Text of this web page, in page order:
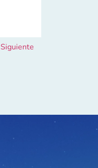
Siguiente